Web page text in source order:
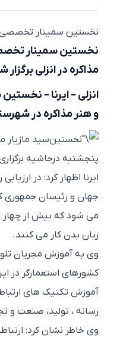
نخستین سمینار تخصصی
نخستین سمینار تخصصی
مذاکره در انزلی برگزار شد
انزلی – ایرنا – نخستین
و هنر مذاکره در شهرستان
سید مازیار میر
پنجشنبه درحاشیه برگزاری
ایرنا اظهار کرد: در ارزیابی
جهان و رئیسان جمهوری
می شود که بیش از چهار سال
زبان بدن کار می کنند.
وی به آموزش مجریان
کشورهای استعمارگر در این
آموزش تکنیک های ارتباطات
رسانه ، تولید، صنعت و
وی خاطر نشان کرد: